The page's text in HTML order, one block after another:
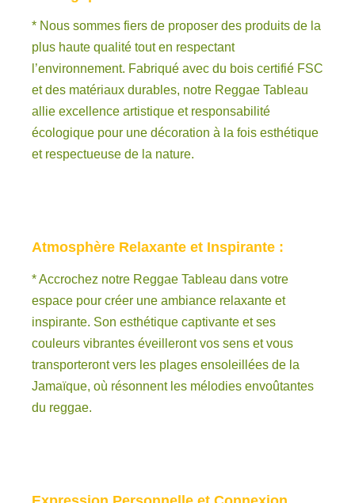
* Nous sommes fiers de proposer des produits de la
plus haute qualité tout en respectant
l’environnement. Fabriqué avec du bois certifié FSC
et des matériaux durables, notre Reggae Tableau
allie excellence artistique et responsabilité
écologique pour une décoration à la fois esthétique
et respectueuse de la nature.
Atmosphère Relaxante et Inspirante :
* Accrochez notre Reggae Tableau dans votre
espace pour créer une ambiance relaxante et
inspirante. Son esthétique captivante et ses
couleurs vibrantes éveilleront vos sens et vous
transporteront vers les plages ensoleillées de la
Jamaïque, où résonnent les mélodies envoûtantes
du reggae.